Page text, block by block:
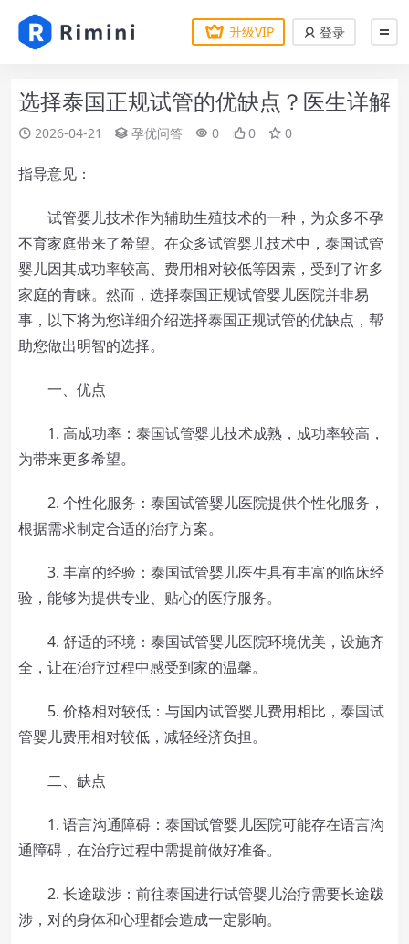
升级VIP 登录
选择泰国正规试管的优缺点？医生详解
2026-04-21 孕优问答 0 0 0
指导意见：
试管婴儿技术作为辅助生殖技术的一种，为众多不孕
不育家庭带来了希望。在众多试管婴儿技术中，泰国试管
婴儿因其成功率较高、费用相对较低等因素，受到了许多
家庭的青睐。然而，选择泰国正规试管婴儿医院并非易
事，以下将为您详细介绍选择泰国正规试管的优缺点，帮
助您做出明智的选择。
一、优点
1. 高成功率：泰国试管婴儿技术成熟，成功率较高，
为带来更多希望。
2. 个性化服务：泰国试管婴儿医院提供个性化服务，
根据需求制定合适的治疗方案。
3. 丰富的经验：泰国试管婴儿医生具有丰富的临床经
验，能够为提供专业、贴心的医疗服务。
4. 舒适的环境：泰国试管婴儿医院环境优美，设施齐
全，让在治疗过程中感受到家的温馨。
5. 价格相对较低：与国内试管婴儿费用相比，泰国试
管婴儿费用相对较低，减轻经济负担。
二、缺点
1. 语言沟通障碍：泰国试管婴儿医院可能存在语言沟
通障碍，在治疗过程中需提前做好准备。
2. 长途跋涉：前往泰国进行试管婴儿治疗需要长途跋
涉，对的身体和心理都会造成一定影响。